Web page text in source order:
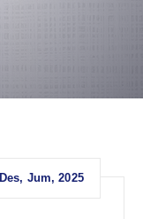
Des, Jum, 2025